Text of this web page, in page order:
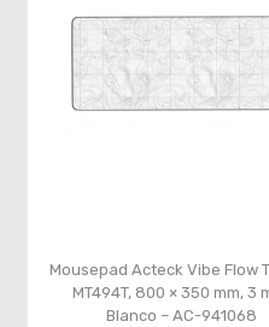
Mousepad Acteck Vibe Flow
MT494T, 800 × 350 mm, 3
Blanco – AC-941068